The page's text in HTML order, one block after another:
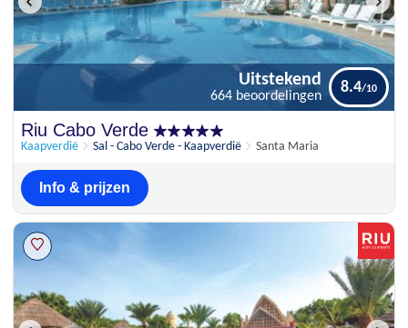
664 beoordelingen
Riu Cabo Verde
Kaapverdië Sal - Cabo Verde - Kaapverdië Santa Maria
Uitstekend
664 beoordelingen
8.4
Info & prijzen